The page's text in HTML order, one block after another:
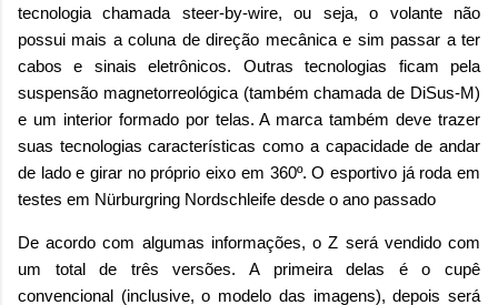
tecnologia chamada steer-by-wire, ou seja, o volante não
possui mais a coluna de direção mecânica e sim passar a ter
cabos e sinais eletrônicos. Outras tecnologias ficam pela
suspensão magnetorreológica (também chamada de DiSus-M)
e um interior formado por telas. A marca também deve trazer
suas tecnologias características como a capacidade de andar
de lado e girar no próprio eixo em 360º. O esportivo já roda em
testes em Nürburgring Nordschleife desde o ano passado
De acordo com algumas informações, o Z será vendido com
um total de três versões. A primeira delas é o cupê
convencional (inclusive, o modelo das imagens), depois será